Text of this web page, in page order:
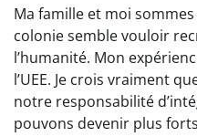
Ma famille et moi sommes
colonie semble vouloir
l’humanité. Mon
l’UEE. Je crois vraiment
notre responsabilité
pouvons devenir plus